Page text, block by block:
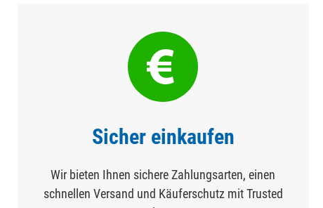
Sicher einkaufen
Wir bieten Ihnen sichere Zahlungsarten, einen
schnellen Versand und Käuferschutz mit Trusted